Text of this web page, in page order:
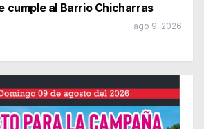
cumple al Barrio Chicharras
ago 9, 2026